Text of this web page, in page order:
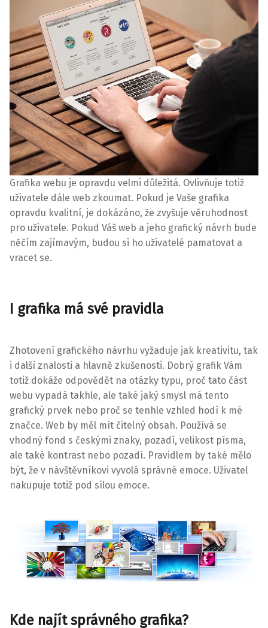
Grafika webu je opravdu velmi důležitá. Ovlivňuje totiž
uživatele dále web zkoumat. Pokud je Vaše grafika
opravdu kvalitní, je dokázáno, že zvyšuje věruhodnost
pro uživatele. Pokud Váš web a jeho grafický návrh bude
něčím zajímavým, budou si ho uživatelé pamatovat a
vracet se.
I grafika má své pravidla
Zhotovení grafického návrhu vyžaduje jak kreativitu, tak
i další znalosti a hlavně zkušenosti. Dobrý grafik Vám
totiž dokáže odpovědět na otázky typu, proč tato část
webu vypadá takhle, ale také jaký smysl má tento
grafický prvek nebo proč se tenhle vzhled hodí k mé
značce. Web by měl mít čitelný obsah. Používá se
vhodný fond s českými znaky, pozadí, velikost písma,
ale také kontrast nebo pozadí. Pravidlem by také mělo
být, že v návštěvníkovi vyvolá správné emoce. Uživatel
nakupuje totiž pod sílou emoce.
Kde najít správného grafika?